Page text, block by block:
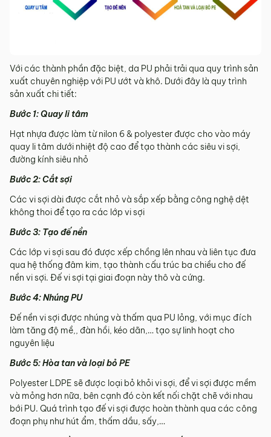
Với các thành phần đặc biệt, da PU phải trải qua quy trình sản
xuất chuyên nghiệp với PU ướt và khô. Dưới đây là quy trình
sản xuất chi tiết:
Bước 1: Quay li tâm
Hạt nhựa được làm từ nilon 6 & polyester được cho vào máy
quay li tâm dưới nhiệt độ cao để tạo thành các siêu vi sợi,
đường kính siêu nhỏ
Bước 2: Cắt sợi
Các vi sợi dài được cắt nhỏ và sắp xếp bằng công nghệ dệt
không thoi để tạo ra các lớp vi sợi
Bước 3: Tạo đế nền
Các lớp vi sợi sau đó được xếp chồng lên nhau và liên tục đưa
qua hệ thống đâm kim, tạo thành cấu trúc ba chiều cho đế
nền vi sợi. Đế vi sợi tại giai đoạn này thô và cứng.
Bước 4: Nhúng PU
Đế nền vi sợi được nhúng và thấm qua PU lỏng, với mục đích
làm tăng độ mề,, đàn hồi, kéo dãn,… tạo sự linh hoạt cho
nguyên liệu
Bước 5: Hòa tan và loại bỏ PE
Polyester LDPE sẽ được loại bỏ khỏi vi sợi, để vi sợi được mềm
và mỏng hơn nữa, bên cạnh đó còn kết nối chặt chẽ với nhau
bới PU. Quá trình tạo đế vi sợi được hoàn thành qua các công
đoạn phụ như hút ẩm, thấm dầu, sấy,…